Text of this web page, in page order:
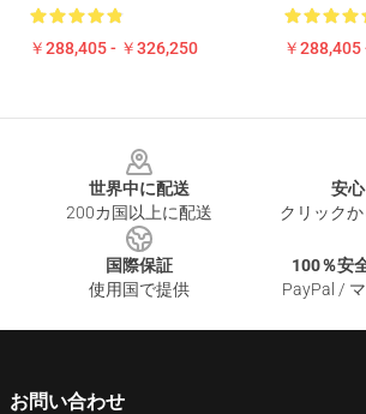
￥288,405 - ￥326,250 ￥
世界中に配送
200カ国以上に配送
安
クリック
国際保証
使用国で提供
100％安
PayPal /
お問い合わせ